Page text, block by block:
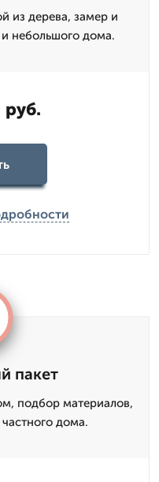
из дерева, замер и
небольшого дома.
руб.
пакет
подбор материалов,
дома.